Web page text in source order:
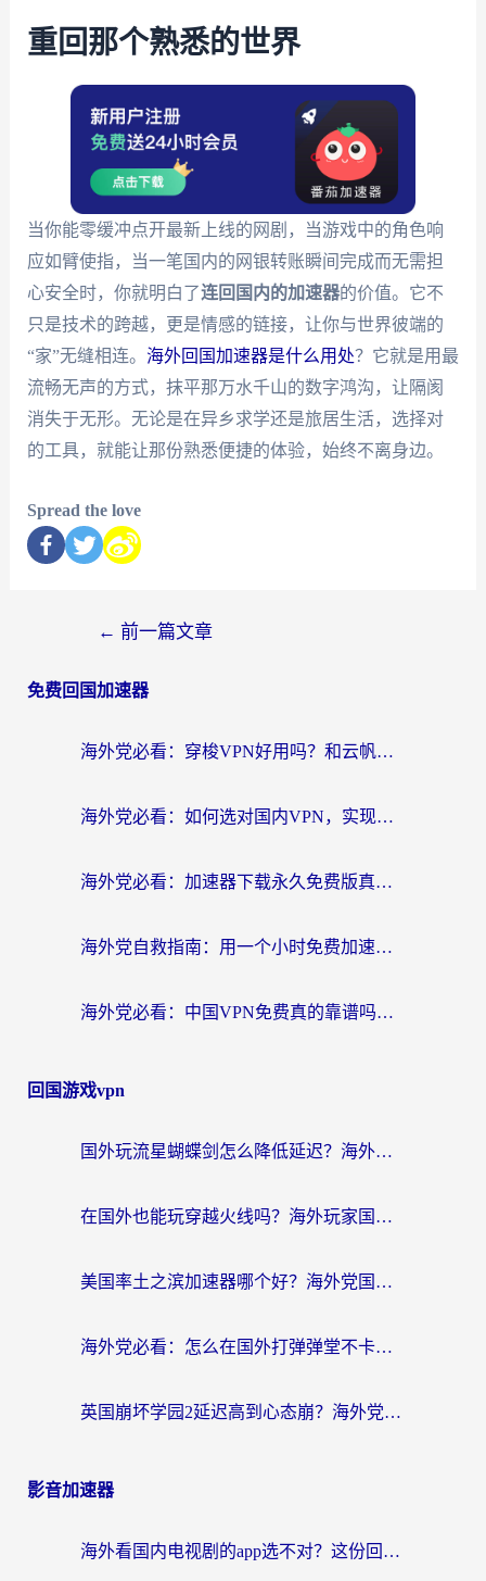
重回那个熟悉的世界
当你能零缓冲点开最新上线的网剧，当游戏中的角色响
应如臂使指，当一笔国内的网银转账瞬间完成而无需担
心安全时，你就明白了连回国内的加速器的价值。它不
只是技术的跨越，更是情感的链接，让你与世界彼端的
“家”无缝相连。 海外回国加速器是什么用处？它就是用最
流畅无声的方式，抹平那万水千山的数字鸿沟，让隔阂
消失于无形。无论是在异乡求学还是旅居生活，选择对
的工具，就能让那份熟悉便捷的体验，始终不离身边。
Spread the love
← 前一篇文章
免费回国加速器
海外党必看：穿梭VPN好用吗？和云帆VPN对比哪个回国效果更好？附真实测评+避坑指南
海外党必看：如何选对国内VPN，实现无缝访问国内资源？
海外党必看：加速器下载永久免费版真的存在吗？教你无缝访问国内资源的正确姿势
海外党自救指南：用一个小时免费加速器，轻松打破国内资源访问壁垒？
海外党必看：中国VPN免费真的靠谱吗？手把手教你选对回国加速器
回国游戏vpn
国外玩流星蝴蝶剑怎么降低延迟？海外党必看的加速秘籍（含欧洲鸣潮&彩虹岛优化攻略）
在国外也能玩穿越火线吗？海外玩家国服游戏畅玩终极指南
美国率土之滨加速器哪个好？海外党国服游戏畅玩终极指南（附多游戏解决方案）
海外党必看：怎么在国外打弹弹堂不卡？番茄加速器亲测指南
英国崩坏学园2延迟高到心态崩？海外党国服游戏加速终极指南
影音加速器
海外看国内电视剧的app选不对？这份回国加速器避坑指南帮你流畅追剧